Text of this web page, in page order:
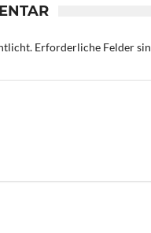
Erforderliche Felder